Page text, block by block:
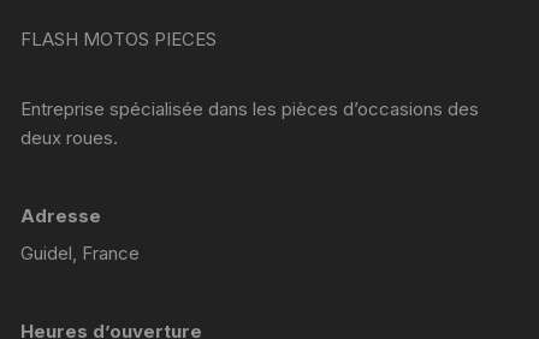
FLASH MOTOS PIECES
Entreprise spécialisée dans les pièces d’occasions des
deux roues.
Adresse
Guidel, France
Heures d’ouverture